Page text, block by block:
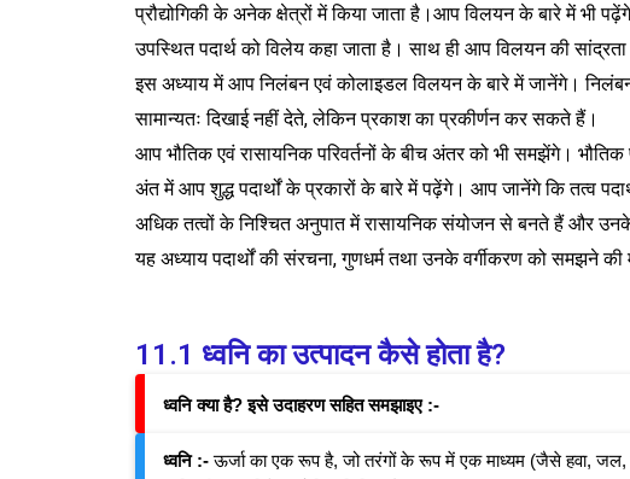
प्रौद्योगिकी के अनेक क्षेत्रों में किया जाता है।आप विलयन के बारे में भी
उपस्थित पदार्थ को विलेय कहा जाता है। साथ ही आप विलयन की
इस अध्याय में आप निलंबन एवं कोलाइडल विलयन के बारे में जानेंगे।
सामान्यतः दिखाई नहीं देते, लेकिन प्रकाश का प्रकीर्णन कर सकते हैं।
आप भौतिक एवं रासायनिक परिवर्तनों के बीच अंतर को भी समझेंगे। भौतिक
अंत में आप शुद्ध पदार्थों के प्रकारों के बारे में पढ़ेंगे। आप जानेंगे कि तत्व
अधिक तत्वों के निश्चित अनुपात में रासायनिक संयोजन से बनते हैं और
यह अध्याय पदार्थों की संरचना, गुणधर्म तथा उनके वर्गीकरण को समझने
11.1 ध्वनि का उत्पादन कैसे होता है?
ध्वनि क्या है? इसे उदाहरण सहित समझाइए :-
ध्वनि :-ऊर्जा का एक रूप है, जो तरंगों के रूप में एक माध्यम (जैसे हवा, जल,